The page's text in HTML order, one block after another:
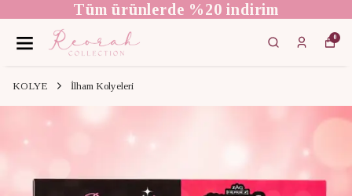
Tüm ürünlerde %20 indirim
0
KOLYE İlham Kolyeleri